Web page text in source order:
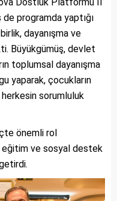
de programda yaptığı
dayanışma ve
Büyükgümüş, devlet
toplumsal dayanışma
yaparak, çocukların
sorumluluk
önemli rol
ve sosyal destek